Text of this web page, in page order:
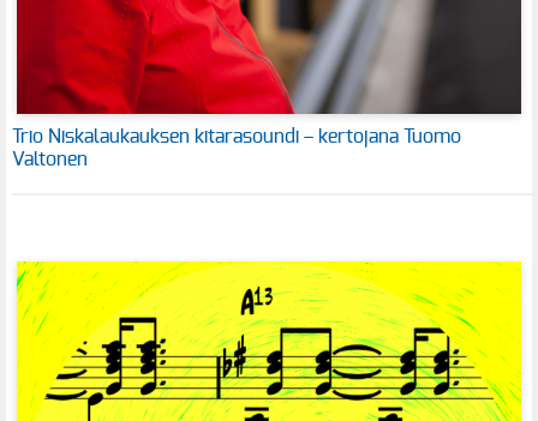
Trio Niskalaukauksen kitarasoundi – kertojana Tuomo
Valtonen